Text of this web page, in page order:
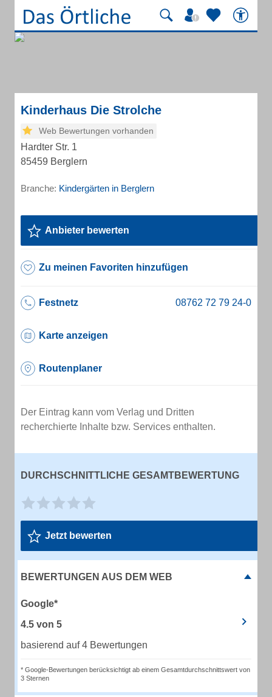
Kinderhaus Die Strolche
Web Bewertungen vorhanden
Hardter Str. 1
85459 Berglern
Branche: Kindergärten in Berglern
Anbieter bewerten
Zu meinen Favoriten hinzufügen
Festnetz
Karte anzeigen
Routenplaner
Der Eintrag kann vom Verlag und Dritten
recherchierte Inhalte bzw. Services enthalten.
DURCHSCHNITTLICHE GESAMTBEWERTUNG
Jetzt bewerten
BEWERTUNGEN AUS DEM WEB
Google*
4.5 von 5
basierend auf 4 Bewertungen
* Google-Bewertungen berücksichtigt ab einem Gesamtdurchschnittswert von
3 Sternen